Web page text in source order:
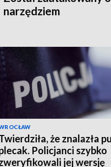
narzędziem
że znalazła
Policjanci szybko
jej wersję